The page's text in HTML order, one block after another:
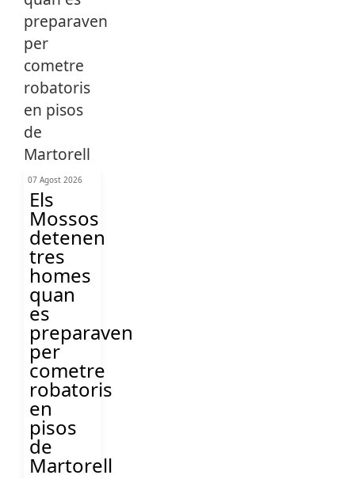
07 Agost 2026
Els
Mossos
detenen
tres
homes
quan
es
preparaven
per
cometre
robatoris
en
pisos
de
Martorell